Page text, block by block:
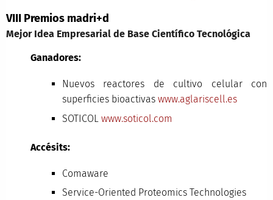
VIII Premios madri+d
Mejor Idea Empresarial de Base Científico Tecnológica
Ganadores:
Nuevos reactores de cultivo celular con
superficies bioactivas www.aglariscell.es
SOTICOL www.soticol.com
Accésits:
Comaware
Service-Oriented Proteomics Technologies